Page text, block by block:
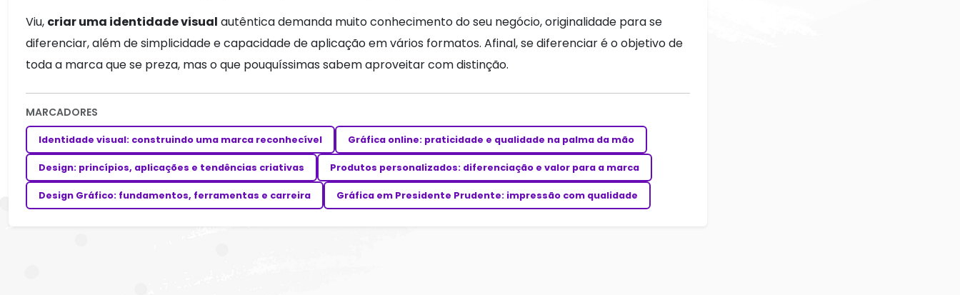
Viu, criar uma identidade visual autêntica demanda muito conhecimento do seu negócio, originalidade para se
diferenciar, além de simplicidade e capacidade de aplicação em vários formatos. Afinal, se diferenciar é o objetivo de
toda a marca que se preza, mas o que pouquíssimas sabem aproveitar com distinção.
MARCADORES
Identidade visual: construindo uma marca reconhecível Gráfica online: praticidade e qualidade na palma da mão
Design: princípios, aplicações e tendências criativas Produtos personalizados: diferenciação e valor para a marca
Design Gráfico: fundamentos, ferramentas e carreira Gráfica em Presidente Prudente: impressão com qualidade